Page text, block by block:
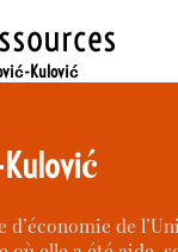
Kulović
d’économie de